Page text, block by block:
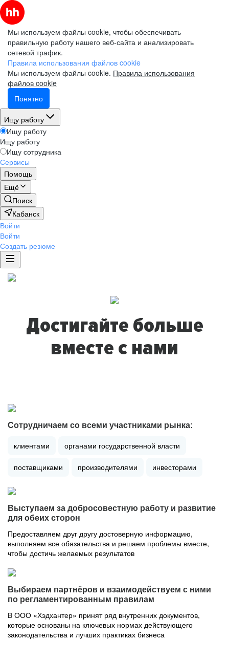
Мы используем файлы cookie, чтобы обеспечивать
правильную работу нашего веб-сайта и анализировать
сетевой трафик.
Правила использования файлов cookie
Мы используем файлы cookie. Правила использования
файлов cookie
Понятно
Ищу работу
Ищу работу
Ищу работу
Ищу сотрудника
Сервисы
Помощь
Ещё
Поиск
Кабанск
Войти
Войти
Создать резюме
Достигайте больше
вместе с нами
Сотрудничаем со всеми участниками рынка:
клиентами органами государственной власти
поставщиками производителями инвесторами
Выступаем за добросовестную работу и развитие
для обеих сторон
Предоставляем друг другу достоверную информацию,
выполняем все обязательства и решаем проблемы вместе,
чтобы достичь желаемых результатов
Выбираем партнёров и взаимодействуем с ними
по регламентированным правилам
В ООО «Хэдхантер» принят ряд внутренних документов,
которые основаны на ключевых нормах действующего
законодательства и лучших практиках бизнеса